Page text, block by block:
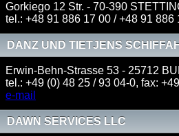
Gorkiego 12 Str. - 70-390
tel.: +48 91 886 17 00 / +48 91 886
DANZ UND TIETJENS
BEREEDERUNGS GMBH & CO.
Erwin-Behn-Strasse 53 - 25712
tel.: +49 (0) 48 25 / 93 04-0, fax:
e-mail
DAWN SERVICES LLC